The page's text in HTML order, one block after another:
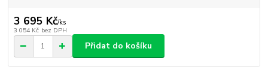
3 695 Kč/ks
3 054 Kč bez DPH
Přidat do košíku